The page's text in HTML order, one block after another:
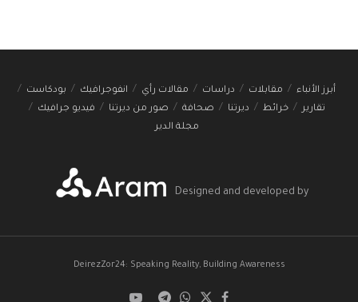
أبرز الأنباء مقابلات دراسات مقالات رأي انفوجرافيك
بودكاست
تقارير
خرائط ديرتنا صحافة صور من ديرتنا
فيديو جرافيك
مجلة الدير
Designed and developed by
DeirezZor24: Speaking Reality, Building Awareness